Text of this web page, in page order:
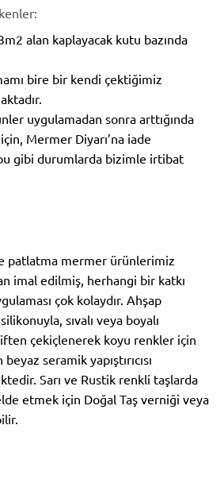
alan kaplayacak kutu bazında
bire bir kendi çektiğimiz
uygulamadan sonra arttığında
Mermer Diyarı’na iade
gibi durumlarda bizimle irtibat
patlatma mermer ürünlerimiz
imal edilmiş, herhangi bir katkı
çok kolaydır. Ahşap
sıvalı veya boyalı
çekiçlenerek koyu renkler için
seramik yapıştırıcısı
Sarı ve Rustik renkli taşlarda
etmek için Doğal Taş verniği veya